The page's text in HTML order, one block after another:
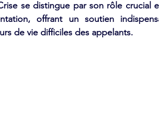
se distingue par son rôle
offrant un soutien
de vie difficiles des appelants.